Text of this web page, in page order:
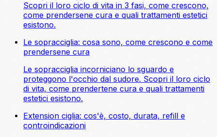
Scopri il loro ciclo di vita in 3 fasi, come crescono,
come prendersene cura e quali trattamenti estetici
esistono.
Le sopracciglia: cosa sono, come crescono e come
prendersene cura
Le sopracciglia incorniciano lo sguardo e
proteggono l'occhio dal sudore. Scopri il loro ciclo
di vita, come prendertene cura e quali trattamenti
estetici esistono.
Extension ciglia: cos'è, costo, durata, refill e
controindicazioni